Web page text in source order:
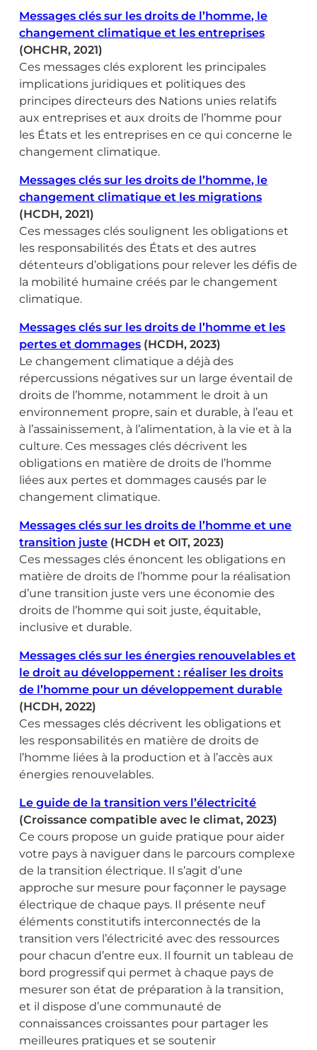
Messages clés sur les droits de l’homme, le
changement climatique et les entreprises
(OHCHR, 2021)
Ces messages clés explorent les principales
implications juridiques et politiques des
principes directeurs des Nations unies relatifs
aux entreprises et aux droits de l’homme pour
les États et les entreprises en ce qui concerne le
changement climatique.
Messages clés sur les droits de l’homme, le
changement climatique et les migrations
(HCDH, 2021)
Ces messages clés soulignent les obligations et
les responsabilités des États et des autres
détenteurs d’obligations pour relever les défis de
la mobilité humaine créés par le changement
climatique.
Messages clés sur les droits de l’homme et les
pertes et dommages (HCDH, 2023)
Le changement climatique a déjà des
répercussions négatives sur un large éventail de
droits de l’homme, notamment le droit à un
environnement propre, sain et durable, à l’eau et
à l’assainissement, à l’alimentation, à la vie et à la
culture. Ces messages clés décrivent les
obligations en matière de droits de l’homme
liées aux pertes et dommages causés par le
changement climatique.
Messages clés sur les droits de l’homme et une
transition juste (HCDH et OIT, 2023)
Ces messages clés énoncent les obligations en
matière de droits de l’homme pour la réalisation
d’une transition juste vers une économie des
droits de l’homme qui soit juste, équitable,
inclusive et durable.
Messages clés sur les énergies renouvelables et
le droit au développement : réaliser les droits
de l’homme pour un développement durable
(HCDH, 2022)
Ces messages clés décrivent les obligations et
les responsabilités en matière de droits de
l’homme liées à la production et à l’accès aux
énergies renouvelables.
Le guide de la transition vers l’électricité
(Croissance compatible avec le climat, 2023)
Ce cours propose un guide pratique pour aider
votre pays à naviguer dans le parcours complexe
de la transition électrique. Il s’agit d’une
approche sur mesure pour façonner le paysage
électrique de chaque pays. Il présente neuf
éléments constitutifs interconnectés de la
transition vers l’électricité avec des ressources
pour chacun d’entre eux. Il fournit un tableau de
bord progressif qui permet à chaque pays de
mesurer son état de préparation à la transition,
et il dispose d’une communauté de
connaissances croissantes pour partager les
meilleures pratiques et se soutenir